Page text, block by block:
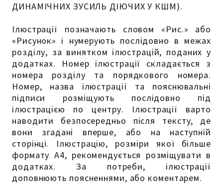
ДИНАМІЧНИХ ЗУСИЛЬ ДІЮЧИХ У КШМ).
Ілюстрації позначають словом «Рис.» або
«Рисунок» і нумерують послідовно в межах
розділу, за винятком ілюстрацій, поданих у
додатках. Номер ілюстрації складається з
номера розділу та порядкового номера.
Номер, назва ілюстрації та пояснювальні
підписи розміщують послідовно під
ілюстрацією по центру. Ілюстрації варто
наводити безпосередньо після тексту, де
вони згадані вперше, або на наступній
сторінці. Ілюстрацію, розміри якої більше
формату А4, рекомендується розміщувати в
додатках. За потреби, ілюстрації
доповнюють поясненнями, або коментарем.